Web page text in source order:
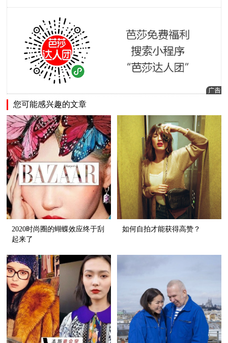
您可能感兴趣的文章
2020时尚圈的蝴蝶效应终于刮
起来了
如何自拍才能获得高赞？